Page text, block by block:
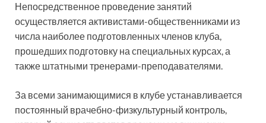
Непосредственное проведение занятий
осуществляется активистами-общественниками из
числа наиболее подготовленных членов клуба,
прошедших подготовку на специальных курсах, а
также штатными тренерами-преподавателями.
За всеми занимающимися в клубе устанавливается
постоянный врачебно-физкультурный контроль,